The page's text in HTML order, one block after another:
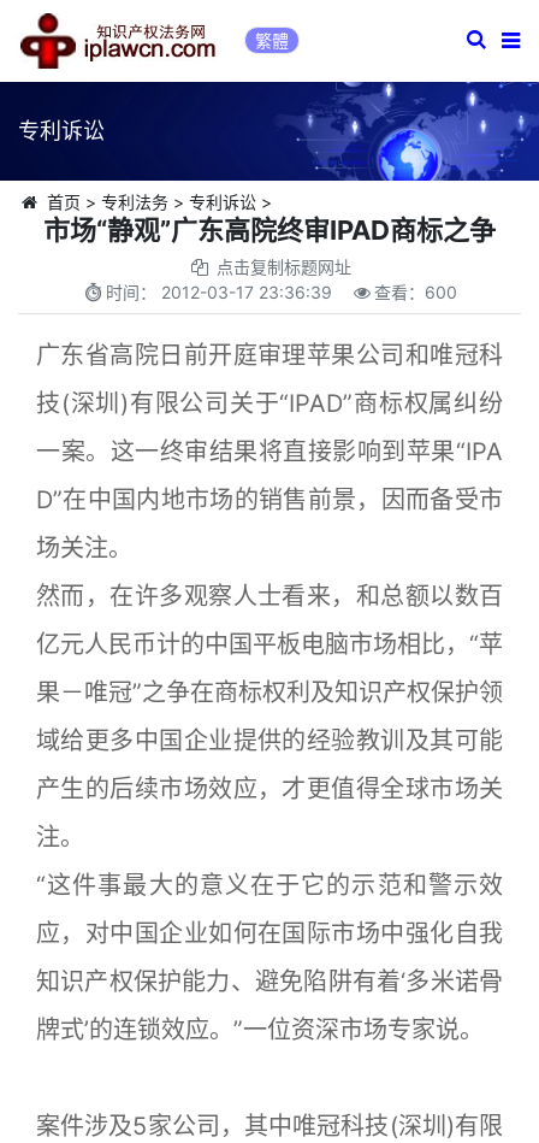
繁體
专利诉讼
首页 > 专利法务> 专利诉讼>
市场“静观”广东高院终审IPAD商标之争
点击复制标题网址
时间： 2012-03-17 23:36:39 查看： 600
广东省高院日前开庭审理苹果公司和唯冠科
技(深圳)有限公司关于“IPAD”商标权属纠纷
一案。这一终审结果将直接影响到苹果“IPA
D”在中国内地市场的销售前景，因而备受市
场关注。
然而，在许多观察人士看来，和总额以数百
亿元人民币计的中国平板电脑市场相比，“苹
果－唯冠”之争在商标权利及知识产权保护领
域给更多中国企业提供的经验教训及其可能
产生的后续市场效应，才更值得全球市场关
注。
“这件事最大的意义在于它的示范和警示效
应，对中国企业如何在国际市场中强化自我
知识产权保护能力、避免陷阱有着‘多米诺骨
牌式’的连锁效应。”一位资深市场专家说。
案件涉及5家公司，其中唯冠科技(深圳)有限